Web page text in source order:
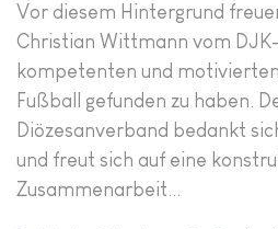
Vor diesem Hintergrund
Christian Wittmann vom
kompetenten und
Fußball gefunden zu haben.
Diözesanverband bedankt
und freut sich auf eine
Zusammenarbeit...